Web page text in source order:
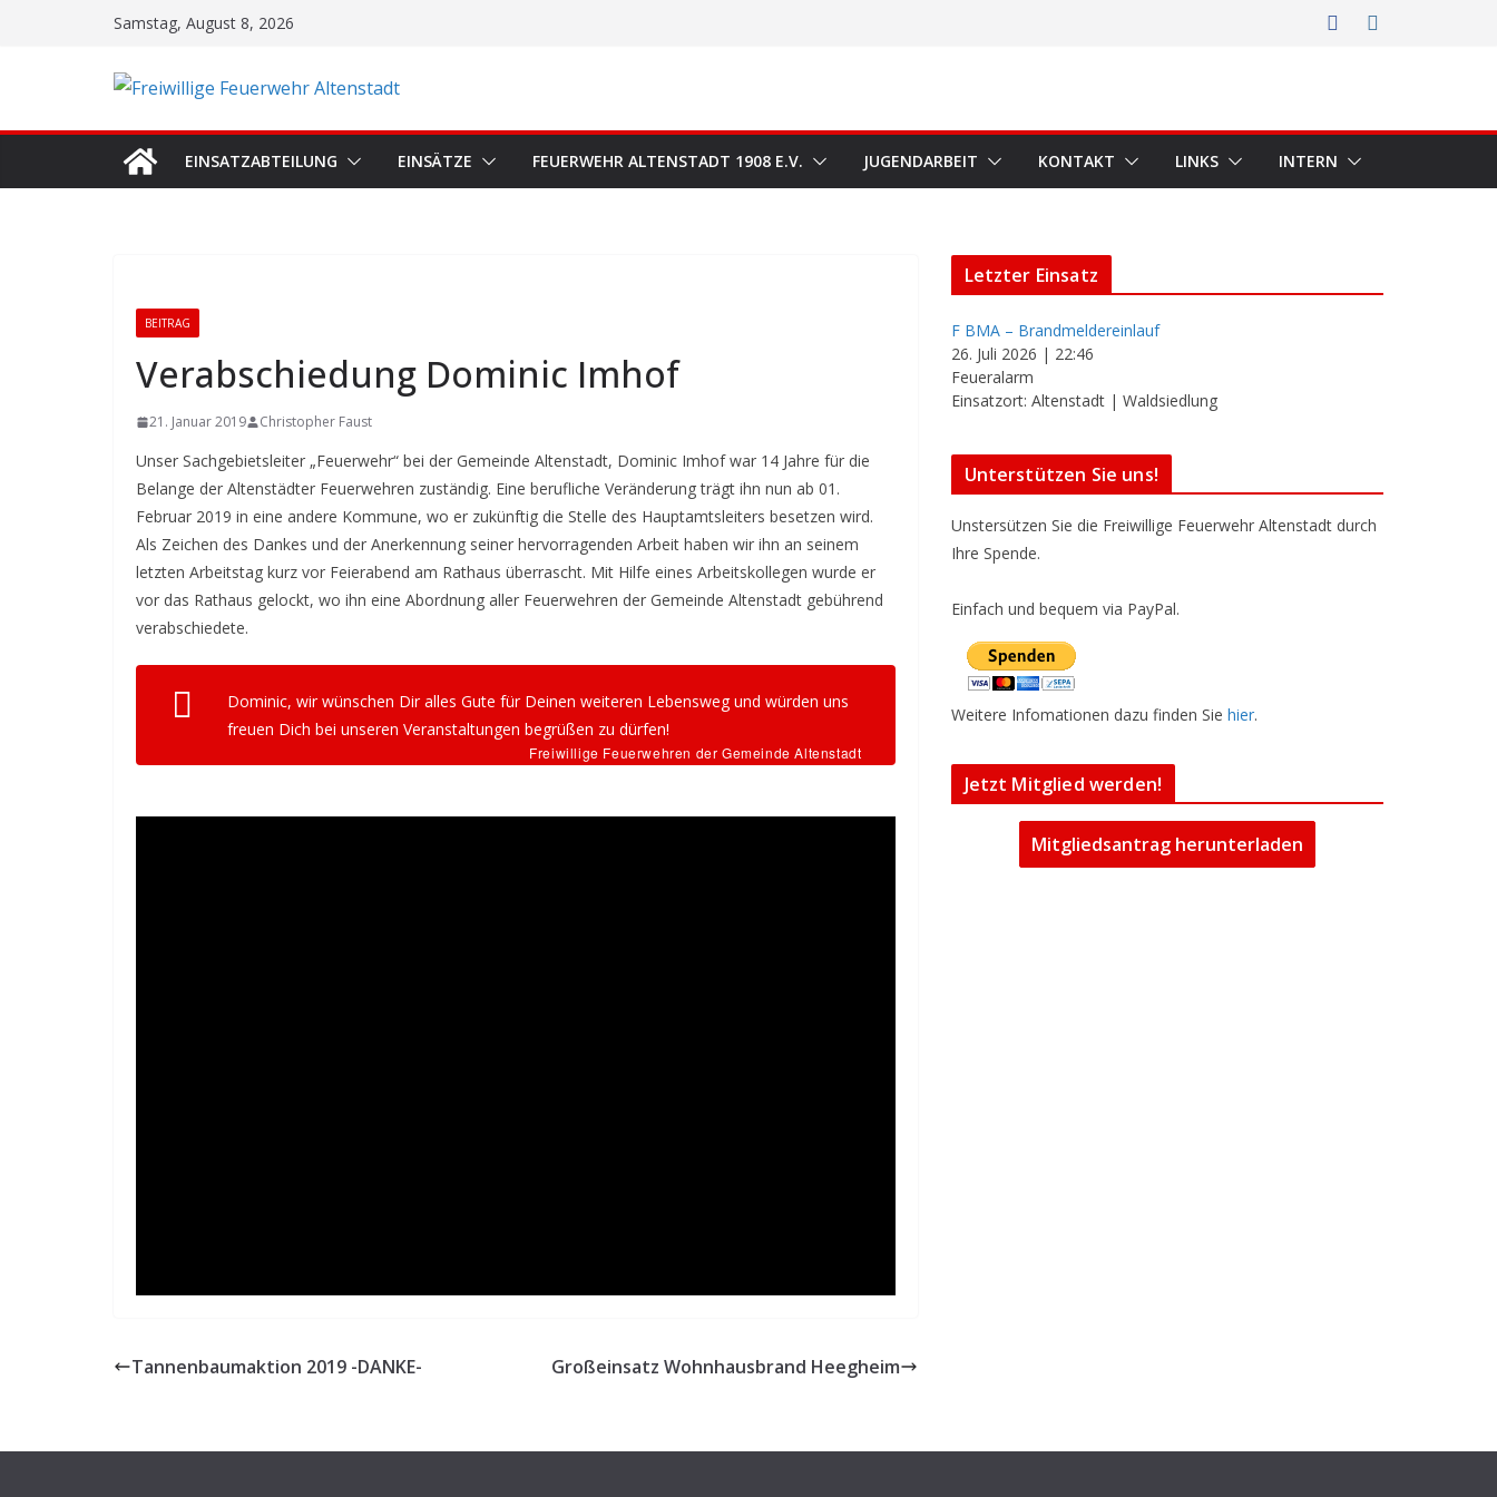
Samstag, August 8, 2026
EINSATZABTEILUNG EINSÄTZE FEUERWEHR ALTENSTADT 1908 E.V. JUGENDARBEIT KONTAKT LINKS INTERN
BEITRAG
Verabschiedung Dominic Imhof
21. Januar 2019 Christopher Faust
Unser Sachgebietsleiter „Feuerwehr“ bei der Gemeinde Altenstadt, Dominic Imhof war 14 Jahre für die
Belange der Altenstädter Feuerwehren zuständig. Eine berufliche Veränderung trägt ihn nun ab 01.
Februar 2019 in eine andere Kommune, wo er zukünftig die Stelle des Hauptamtsleiters besetzen wird.
Als Zeichen des Dankes und der Anerkennung seiner hervorragenden Arbeit haben wir ihn an seinem
letzten Arbeitstag kurz vor Feierabend am Rathaus überrascht. Mit Hilfe eines Arbeitskollegen wurde er
vor das Rathaus gelockt, wo ihn eine Abordnung aller Feuerwehren der Gemeinde Altenstadt gebührend
verabschiedete.
Dominic, wir wünschen Dir alles Gute für Deinen weiteren Lebensweg und würden uns
freuen Dich bei unseren Veranstaltungen begrüßen zu dürfen!
Freiwillige Feuerwehren der Gemeinde Altenstadt
Tannenbaumaktion 2019 -DANKE- Großeinsatz Wohnhausbrand Heegheim
Letzter Einsatz
F BMA – Brandmeldereinlauf
26. Juli 2026 | 22:46
Feueralarm
Einsatzort: Altenstadt | Waldsiedlung
Unterstützen Sie uns!
Unstersützen Sie die Freiwillige Feuerwehr Altenstadt durch
Ihre Spende.
Einfach und bequem via PayPal.
Weitere Infomationen dazu finden Sie hier.
Jetzt Mitglied werden!
Mitgliedsantrag herunterladen